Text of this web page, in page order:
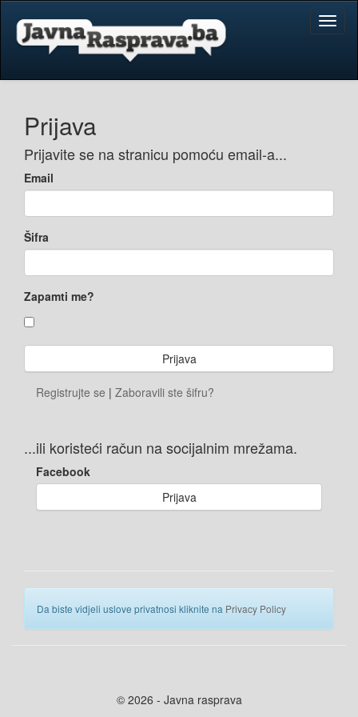
Prijava
Prijavite se na stranicu pomoću email-a...
Email
Šifra
Zapamti me?
Registrujte se | Zaboravili ste šifru?
...ili koristeći račun na socijalnim mrežama.
Facebook
Prijava
Da biste vidjeli uslove privatnosi kliknite na Privacy Policy
© 2026 - Javna rasprava